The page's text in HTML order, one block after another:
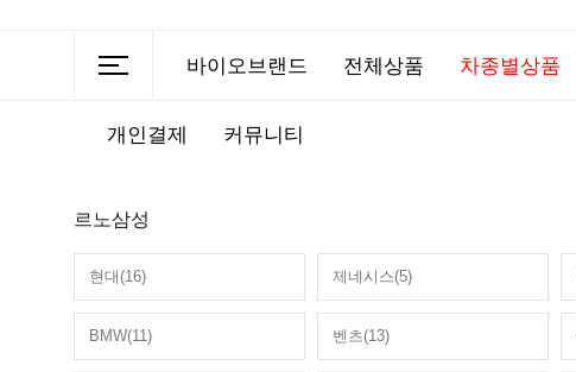
바이오브랜드 전체상품 차종별상품
개인결제 커뮤니티
르노삼성
현대(16) 제네시스(5)
BMW(11) 벤츠(13)